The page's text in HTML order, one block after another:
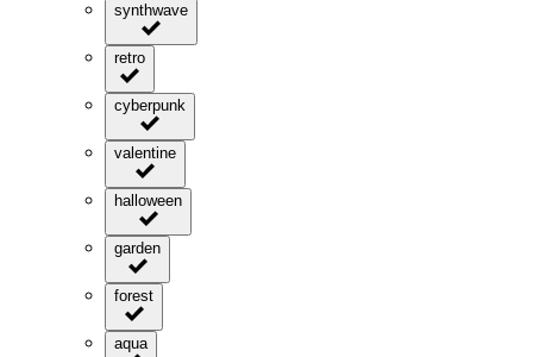
synthwave
retro
cyberpunk
valentine
halloween
garden
forest
aqua